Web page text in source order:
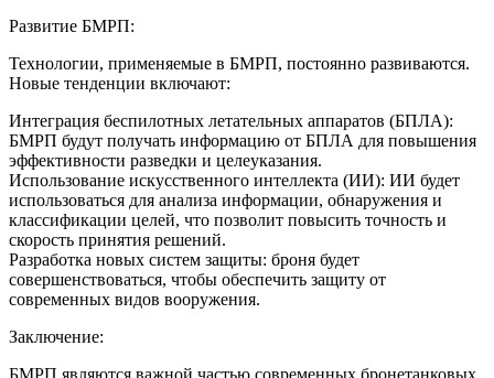
Развитие БМРП:
Технологии, применяемые в БМРП, постоянно развиваются.
Новые тенденции включают:
Интеграция беспилотных летательных аппаратов (БПЛА):
БМРП будут получать информацию от БПЛА для повышения
эффективности разведки и целеуказания.
Использование искусственного интеллекта (ИИ): ИИ будет
использоваться для анализа информации, обнаружения и
классификации целей, что позволит повысить точность и
скорость принятия решений.
Разработка новых систем защиты: броня будет
совершенствоваться, чтобы обеспечить защиту от
современных видов вооружения.
Заключение: